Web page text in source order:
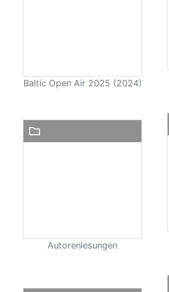
Baltic Open Air 2025 (2024)
Autorenlesungen